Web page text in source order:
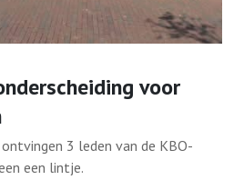
voor
3 leden van de KBO-
een lintje.